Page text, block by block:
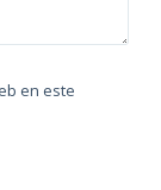
en este